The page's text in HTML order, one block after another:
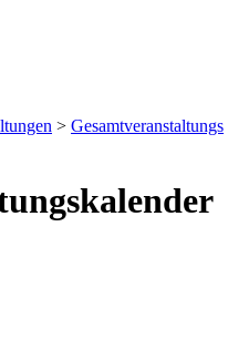
> Gesamtveranstaltungs